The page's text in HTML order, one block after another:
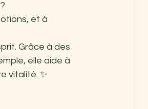
et à
Grâce à des
elle aide à
vitalité. ✨